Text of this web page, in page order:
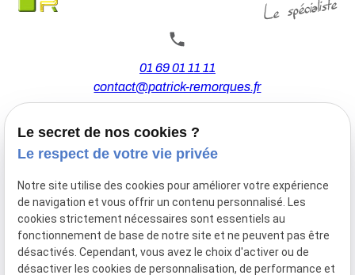
01 69 01 11 11
contact@patrick-remorques.fr
44 Avenue de la Division Leclerc
91160 BALLAINVILLIERS
Du Mardi au Samedi
De 9h00 à 12h30 et de 13h30 à 18h00
Le Lundi sur rendez-vous.
Le secret de nos cookies ?
Le respect de votre vie privée
Notre site utilise des cookies pour améliorer votre expérience
de navigation et vous offrir un contenu personnalisé. Les
cookies strictement nécessaires sont essentiels au
fonctionnement de base de notre site et ne peuvent pas être
désactivés. Cependant, vous avez le choix d'activer ou de
désactiver les cookies de personnalisation, de performance et